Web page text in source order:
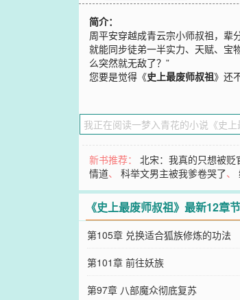
简介：
周平安穿越成青云宗小师叔祖，辈
就能同步徒弟一半实力、天赋、宝
么突然就无敌了？”
您要是觉得《史上最废师叔祖》还
新书推荐：北宋：我真的只想被贬
情道、科举文男主被我爹卷哭了、
《史上最废师叔祖》最新12章节
第105章 兑换适合狐族修炼的功法
第101章 前往妖族
第97章 八部魔众彻底复苏